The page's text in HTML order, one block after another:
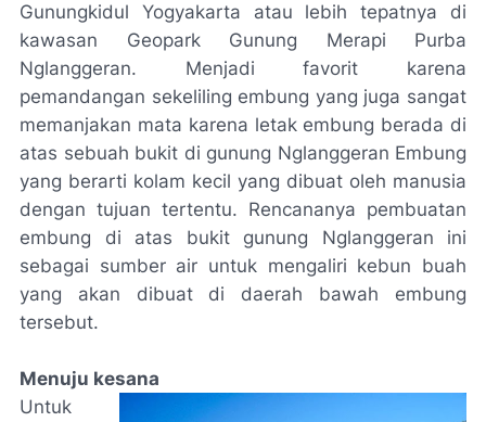
Gunungkidul Yogyakarta atau lebih tepatnya di
kawasan Geopark Gunung Merapi Purba
Nglanggeran. Menjadi favorit karena
pemandangan sekeliling embung yang juga sangat
memanjakan mata karena letak embung berada di
atas sebuah bukit di gunung Nglanggeran Embung
yang berarti kolam kecil yang dibuat oleh manusia
dengan tujuan tertentu. Rencananya pembuatan
embung di atas bukit gunung Nglanggeran ini
sebagai sumber air untuk mengaliri kebun buah
yang akan dibuat di daerah bawah embung
tersebut.
Menuju kesana
Untuk